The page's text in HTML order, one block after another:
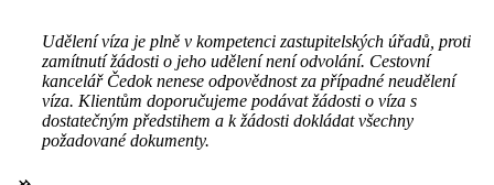
Udělení víza je plně v kompetenci zastupitelských úřadů, proti
zamítnutí žádosti o jeho udělení není odvolání. Cestovní
kancelář Čedok nenese odpovědnost za případné neudělení
víza. Klientům doporučujeme podávat žádosti o víza s
dostatečným předstihem a k žádosti dokládat všechny
požadované dokumenty.